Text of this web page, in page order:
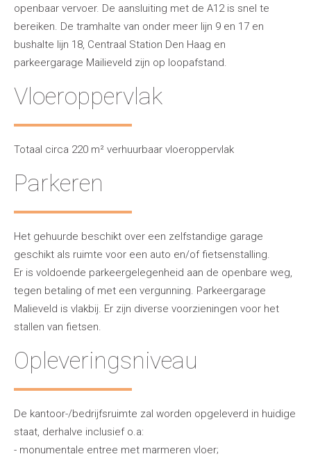
openbaar vervoer. De aansluiting met de A12 is snel te
bereiken. De tramhalte van onder meer lijn 9 en 17 en
bushalte lijn 18, Centraal Station Den Haag en
parkeergarage Mailieveld zijn op loopafstand.
Vloeroppervlak
Totaal circa 220 m² verhuurbaar vloeroppervlak
Parkeren
Het gehuurde beschikt over een zelfstandige garage
geschikt als ruimte voor een auto en/of fietsenstalling.
Er is voldoende parkeergelegenheid aan de openbare weg,
tegen betaling of met een vergunning. Parkeergarage
Malieveld is vlakbij. Er zijn diverse voorzieningen voor het
stallen van fietsen.
Opleveringsniveau
De kantoor-/bedrijfsruimte zal worden opgeleverd in huidige
staat, derhalve inclusief o.a:
- monumentale entree met marmeren vloer;